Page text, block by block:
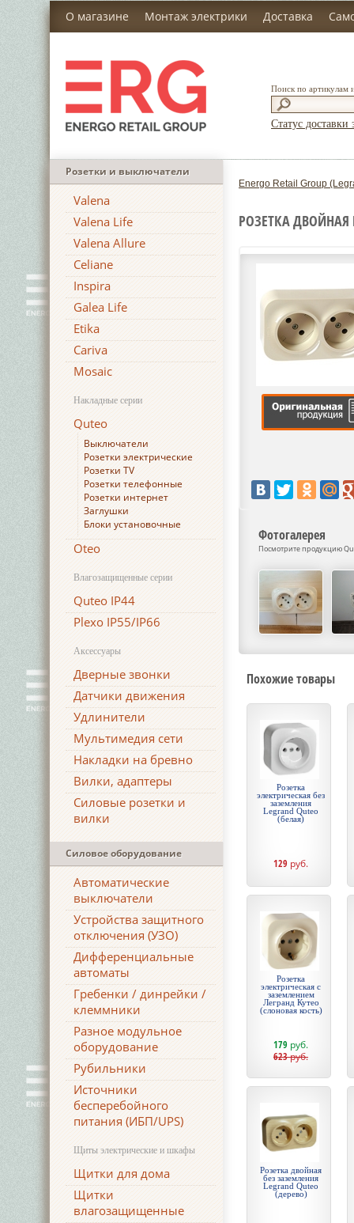
О магазине Монтаж электрики Доставка
Поиск по артикулам
Статус доставки
Розетки и выключатели
Valena
Valena Life
Valena Allure
Celiane
Inspira
Galea Life
Etika
Cariva
Mosaic
Накладные серии
Quteo
Выключатели
Розетки электрические
Розетки TV
Розетки телефонные
Розетки интернет
Заглушки
Блоки установочные
Oteo
Влагозащищенные серии
Quteo IP44
Plexo IP55/IP66
Аксессуары
Дверные звонки
Датчики движения
Удлинители
Мультимедия сети
Накладки на бревно
Вилки, адаптеры
Силовые розетки и
вилки
Силовое оборудование
Автоматические
выключатели
Устройства защитного
отключения (УЗО)
Дифференциальные
автоматы
Гребенки / динрейки /
клеммники
Разное модульное
оборудование
Рубильники
Источники
бесперебойного
питания (ИБП/UPS)
Щиты электрические и шкафы
Щитки для дома
Щитки
влагозащищенные
Energo Retail Group
РОЗЕТКА ДВОЙНАЯ
Фотогалерея
Посмотрите продукцию
Похожие товары
Розетка
электрическая без
заземления
Legrand Quteo
(белая)
129 руб.
Розетка
электрическая с
заземлением
Легранд Кутео
(слоновая кость)
179 руб.
623руб.
Розетка двойная
без заземления
Legrand Quteo
(дерево)